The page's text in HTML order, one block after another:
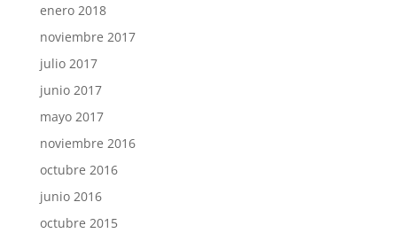
enero 2018
noviembre 2017
julio 2017
junio 2017
mayo 2017
noviembre 2016
octubre 2016
junio 2016
octubre 2015